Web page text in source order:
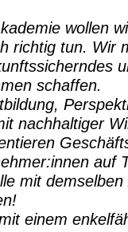
wollen
richtig tun. Wir
schaffen.
nachhaltiger
auf
mit demselben
einem